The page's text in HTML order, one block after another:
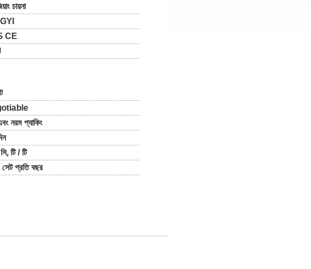
চায়না
CE
নরম প্যাকিং
টি / টি
প্রতি বছর